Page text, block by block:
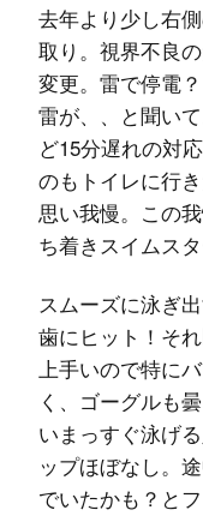
去年より少し右
取り。視界不良
変更。雷で停電
雷が、、と聞い
ど15分遅れの対
のもトイレに行
思い我慢。この
ち着きスイムスタ
スムーズに泳ぎ
歯にヒット！そ
上手いので特に
く、ゴーグルも
いまっすぐ泳げ
ップほぼなし。
でいたかも？と